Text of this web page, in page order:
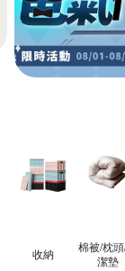
收納
棉被/枕
潔墊